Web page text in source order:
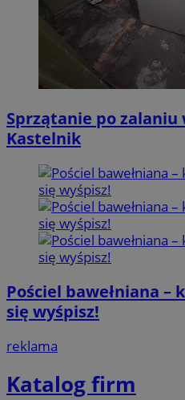
Sprzątanie po zalaniu
Kastelnik
Pościel bawełniana
się wyśpisz!
reklama
Katalog firm